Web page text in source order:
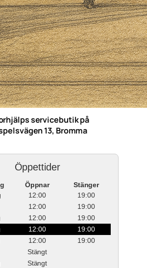
servicebutik på
13, Bromma
Öppettider
Öppnar
Stänger
12:00
19:00
12:00
19:00
12:00
19:00
12:00
19:00
12:00
19:00
Stängt
Stängt